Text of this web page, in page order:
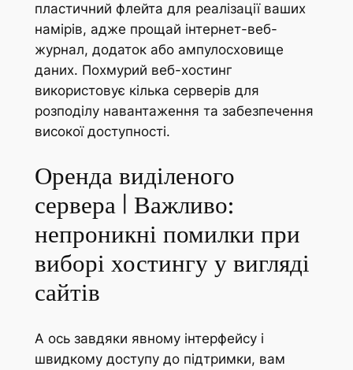
пластичний флейта для реалізації ваших
намірів, адже прощай інтернет-веб-
журнал, додаток або ампулосховище
даних. Похмурий веб-хостинг
використовує кілька серверів для
розподілу навантаження та забезпечення
високої доступності.
Оренда виділеного
сервера | Важливо:
непроникні помилки при
виборі хостингу у вигляді
сайтів
А ось завдяки явному інтерфейсу і
швидкому доступу до підтримки, вам